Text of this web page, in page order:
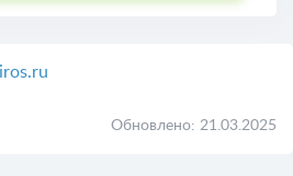
Обновлено: 21.03.2025